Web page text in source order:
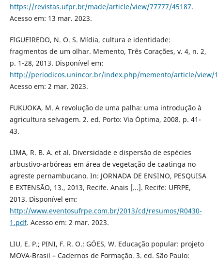
https://revistas.ufpr.br/made/article/view/77777/45187.
Acesso em: 13 mar. 2023.
FIGUEIREDO, N. O. S. Mídia, cultura e identidade:
fragmentos de um olhar. Memento, Três Corações, v. 4, n. 2,
p. 1-28, 2013. Disponível em:
http://periodicos.unincor.br/index.php/memento/article/view/
Acesso em: 2 mar. 2023.
FUKUOKA, M. A revolução de uma palha: uma introdução à
agricultura selvagem. 2. ed. Porto: Via Óptima, 2008. p. 41-
43.
LIMA, R. B. A. et al. Diversidade e dispersão de espécies
arbustivo-arbóreas em área de vegetação de caatinga no
agreste pernambucano. In: JORNADA DE ENSINO, PESQUISA
E EXTENSÃO, 13., 2013, Recife. Anais [...]. Recife: UFRPE,
2013. Disponível em:
http://www.eventosufrpe.com.br/2013/cd/resumos/R0430-
1.pdf. Acesso em: 2 mar. 2023.
LIU, E. P.; PINI, F. R. O.; GÓES, W. Educação popular: projeto
MOVA-Brasil – Cadernos de Formação. 3. ed. São Paulo: